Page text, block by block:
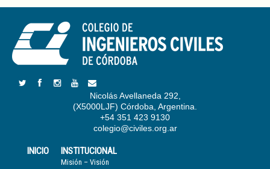
Nicolás Avellaneda 292,
(X5000LJF) Córdoba, Argentina.
+54 351 423 9130
colegio@civiles.org.ar
INICIO INSTITUCIONAL
Misión – Visión